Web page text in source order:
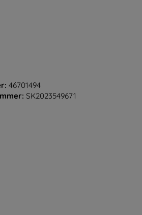
46701494
SK2023549671